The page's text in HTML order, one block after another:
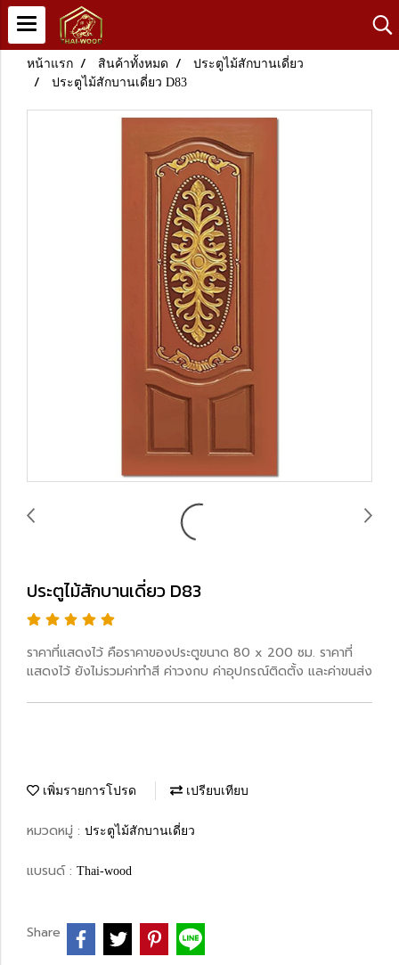
หน้าแรก สินค้าทั้งหมด
ประตูไม้สักบานเดี่ยว
ประตูไม้สักบานเดี่ยว D83
ประตูไม้สักบานเดี่ยว D83
ราคาที่แสดงไว้ คือราคาของประตูขนาด 80 x 200 ซม. ราคาที่
แสดงไว้ ยังไม่รวมค่าทำสี ค่าวงกบ ค่าอุปกรณ์ติดตั้ง และค่าขนส่ง
เพิ่มรายการโปรด เปรียบเทียบ
หมวดหมู่ : ประตูไม้สักบานเดี่ยว
แบรนด์ : Thai-wood
Share